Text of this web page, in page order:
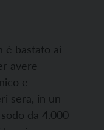
è bastato ai
avere
e
sera, in un
da 4.000